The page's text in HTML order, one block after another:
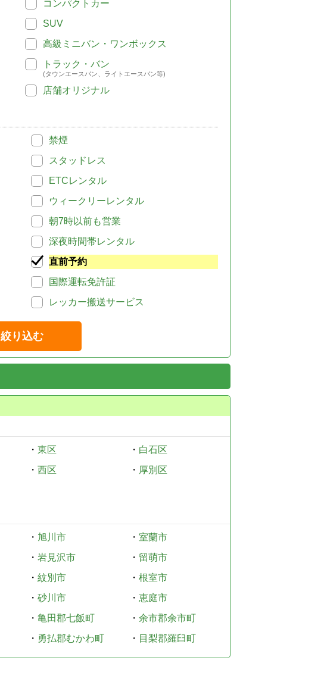
コンパクトカー
SUV
高級ミニバン・ワンボックス
トラック・バン
(タウンエースバン、ライトエースバン等)
店舗オリジナル
禁煙
スタッドレス
ETCレンタル
ウィークリーレンタル
朝7時以前も営業
深夜時間帯レンタル
直前予約
国際運転免許証
レッカー搬送サービス
絞り込む
・ 東区 ・ 白石区
・ 西区 ・ 厚別区
・ 旭川市 ・ 室蘭市
・ 岩見沢市 ・ 留萌市
・ 紋別市 ・ 根室市
・ 砂川市 ・ 恵庭市
・ 亀田郡七飯町 ・ 余市郡余市町
・ 勇払郡むかわ町 ・ 目梨郡羅臼町